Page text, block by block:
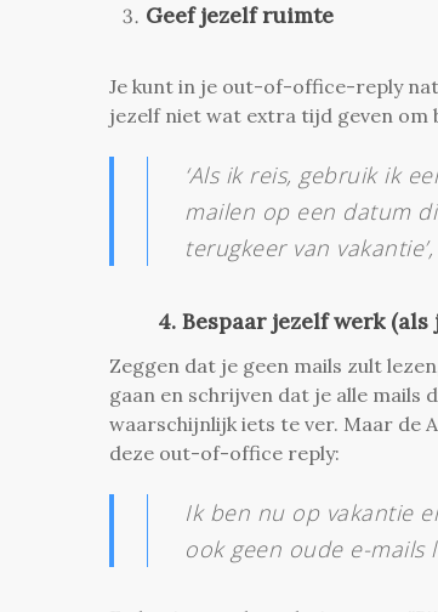
Geef jezelf ruimte
Je kunt in je out-of-office-reply
jezelf niet wat extra tijd geven om
‘Als ik reis, gebruik ik
mailen op een datum
terugkeer van vakantie’,
4. Bespaar jezelf werk (als
Zeggen dat je geen mails zult
gaan en schrijven dat je alle mails
waarschijnlijk iets te ver. Maar de
deze out-of-office reply:
Ik ben nu op vakantie
ook geen oude e-